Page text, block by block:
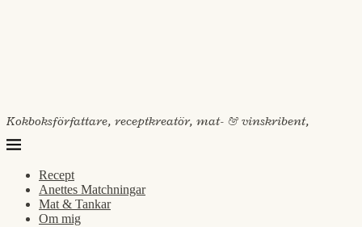
Kokboksförfattare, receptkreatör, mat- & vinskribent,
Recept
Anettes Matchningar
Mat & Tankar
Om mig